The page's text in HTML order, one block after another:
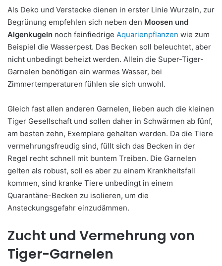
Als Deko und Verstecke dienen in erster Linie Wurzeln, zur
Begrünung empfehlen sich neben den Moosen und
Algenkugeln noch feinfiedrige Aquarienpflanzen wie zum
Beispiel die Wasserpest. Das Becken soll beleuchtet, aber
nicht unbedingt beheizt werden. Allein die Super-Tiger-
Garnelen benötigen ein warmes Wasser, bei
Zimmertemperaturen fühlen sie sich unwohl.
Gleich fast allen anderen Garnelen, lieben auch die kleinen
Tiger Gesellschaft und sollen daher in Schwärmen ab fünf,
am besten zehn, Exemplare gehalten werden. Da die Tiere
vermehrungsfreudig sind, füllt sich das Becken in der
Regel recht schnell mit buntem Treiben. Die Garnelen
gelten als robust, soll es aber zu einem Krankheitsfall
kommen, sind kranke Tiere unbedingt in einem
Quarantäne-Becken zu isolieren, um die
Ansteckungsgefahr einzudämmen.
Zucht und Vermehrung von
Tiger-Garnelen